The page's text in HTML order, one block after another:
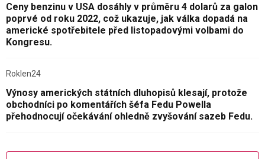
Ceny benzinu v USA dosáhly v průměru 4 dolarů za galon
poprvé od roku 2022, což ukazuje, jak válka dopadá na
americké spotřebitele před listopadovými volbami do
Kongresu.
Roklen24
Výnosy amerických státních dluhopisů klesají, protože
obchodníci po komentářích šéfa Fedu Powella
přehodnocují očekávání ohledně zvyšování sazeb Fedu.